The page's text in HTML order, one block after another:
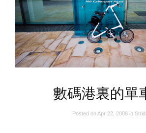
數碼港裏的單
Posted onApr 22, 2008 in